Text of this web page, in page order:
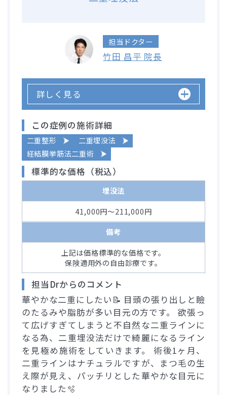
担当ドクター
竹田 昌平 院長
詳しく見る
この症例の施術詳細
二重整形
二重埋没法
経結膜挙筋法二重術
標準的な価格（税込）
埋没法
41,000円～211,000円
備考
上記は価格標準的な価格です。
保険適用外の自由診療です。
担当Drからのコメント
華やかな二重にしたい📝 目頭の張り出しと瞼
のたるみや脂肪が多い目元の方です。 欲張っ
て広げすぎてしまうと不自然な二重ラインに
なる為、二重埋没法だけで綺麗になるライン
を見極め施術をしていきます。 術後1ヶ月、
二重ラインはナチュラルですが、まつ毛の生
え際が見え、パッチリとした華やかな目元に
なりました🫧